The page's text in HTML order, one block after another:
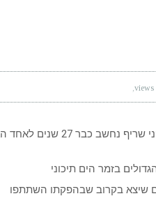
האומנים הגדולים בזמר הים תיכוני
שיצא בקרוב שבהפקתו השתתפו